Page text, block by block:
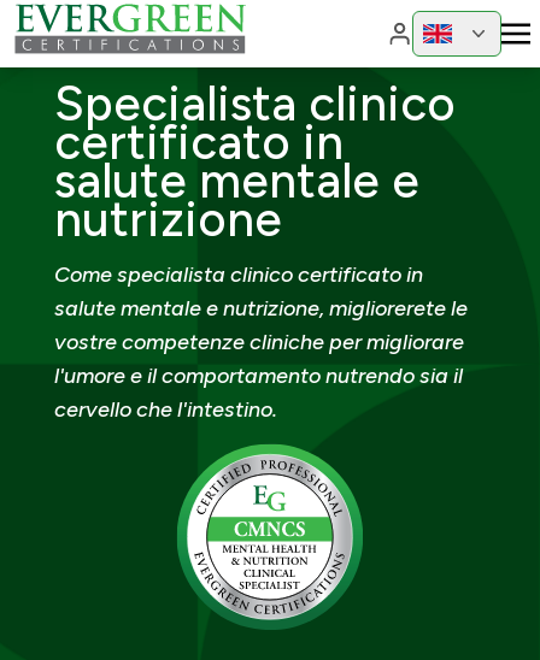
Cambia
Specialista clinico
certificato in
salute mentale e
nutrizione
Come specialista clinico certificato in
salute mentale e nutrizione, migliorerete le
vostre competenze cliniche per migliorare
l'umore e il comportamento nutrendo sia il
cervello che l'intestino.